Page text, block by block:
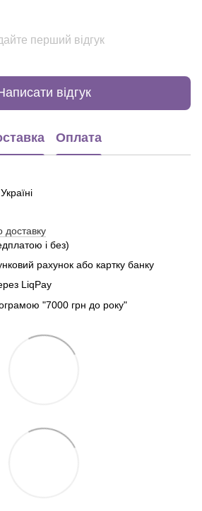
перший відгук
відгук
Оплата
доставку
і без)
рахунок або картку банку
LiqPay
"7000 грн до року"